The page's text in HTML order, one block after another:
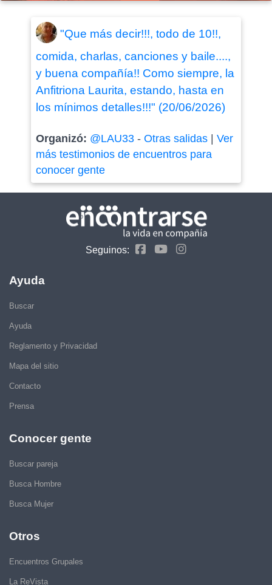
"Que más decir!!!, todo de 10!!,
comida, charlas, canciones y baile....,
y buena compañía!! Como siempre, la
Anfitriona Laurita, estando, hasta en
los mínimos detalles!!!" (20/06/2026)
Organizó: @LAU33- Otras salidas| Ver
más testimonios de encuentros para
conocer gente
Seguinos:
Ayuda
Buscar
Ayuda
Reglamento y Privacidad
Mapa del sitio
Contacto
Prensa
Conocer gente
Buscar pareja
Busca Hombre
Busca Mujer
Otros
Encuentros Grupales
La ReVista